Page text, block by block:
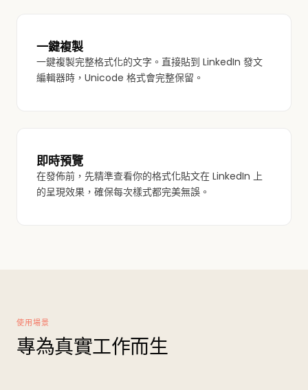
一鍵複製
一鍵複製完整格式化的文字。直接貼到 LinkedIn 發文
編輯器時，Unicode 格式會完整保留。
即時預覽
在發佈前，先精準查看你的格式化貼文在 LinkedIn 上
的呈現效果，確保每次樣式都完美無誤。
使用場景
專為真實工作而生